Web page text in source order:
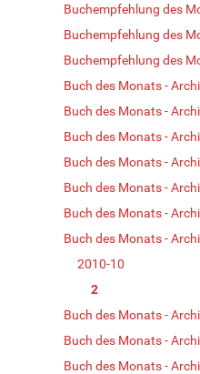
Buchempfehlung des
Buchempfehlung des
Buchempfehlung des
Buch des Monats -
Buch des Monats -
Buch des Monats -
Buch des Monats -
Buch des Monats -
Buch des Monats -
Buch des Monats -
2010-10
2
Buch des Monats -
Buch des Monats -
Buch des Monats -